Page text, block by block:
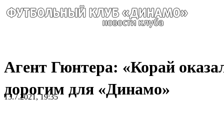
Агент Гюнтера: «Корай
дорогим для «Динамо»
13.7.2021, 19:35